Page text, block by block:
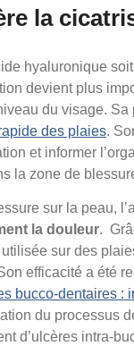
la
hyaluronique
devient plus
du visage. Sa
des plaies.
et informer
la zone de
sur la peau,
la douleur.
sur des
efficacité a été
bucco-dentaires :
du processus
d’ulcères intra-